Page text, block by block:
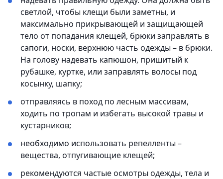
светлой, чтобы клещи были заметны, и
максимально прикрывающей и защищающей
тело от попадания клещей, брюки заправлять в
сапоги, носки, верхнюю часть одежды – в брюки.
На голову надевать капюшон, пришитый к
рубашке, куртке, или заправлять волосы под
косынку, шапку;
отправляясь в поход по лесным массивам,
ходить по тропам и избегать высокой травы и
кустарников;
необходимо использовать репелленты –
вещества, отпугивающие клещей;
рекомендуются частые осмотры одежды, тела и